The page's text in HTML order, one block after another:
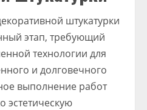
штукатурки
этап, требующий
технологии для
и долговечного
выполнение работ
эстетическую